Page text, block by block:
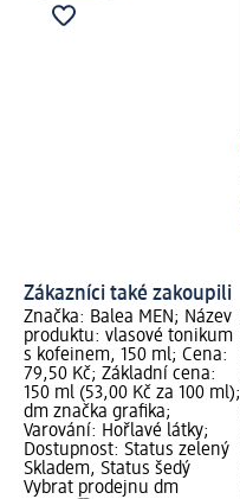
Zákazníci také zakoupili
Značka: Balea MEN; Název
produktu: vlasové tonikum
s kofeinem, 150 ml; Cena:
79,50 Kč; Základní cena:
150 ml (53,00 Kč za 100 ml);
dm značka grafika;
Varování: Hořlavé látky;
Dostupnost: Status zelený
Skladem, Status šedý
Vybrat prodejnu dm